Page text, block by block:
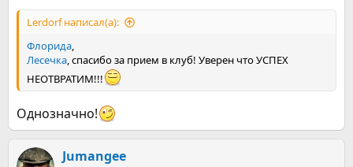
Lerdorf написал(а):
Флорида,
Лесечка, спасибо за прием в клуб! Уверен что УСПЕХ
НЕОТВРАТИМ!!!
Однозначно!
Jumangee